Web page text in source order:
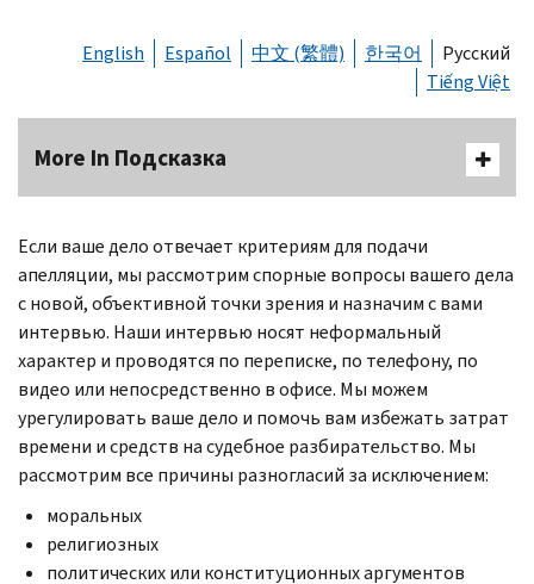
English Español 中文 (繁體) 한국어
Русский
Tiếng Việt
More In Подсказка
Если ваше дело отвечает критериям для подачи
апелляции, мы рассмотрим спорные вопросы вашего дела
с новой, объективной точки зрения и назначим с вами
интервью. Наши интервью носят неформальный
характер и проводятся по переписке, по телефону, по
видео или непосредственно в офисе. Мы можем
урегулировать ваше дело и помочь вам избежать затрат
времени и средств на судебное разбирательство. Мы
рассмотрим все причины разногласий за исключением:
моральных
религиозных
политических или конституционных аргументов